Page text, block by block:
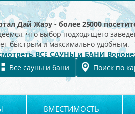
Дай Жару - более 25000
что выбор подходящего
быстрым и максимально удобным.
ВСЕ САУНЫ и БАНИ
Все сауны и бани
Поиск по
ВМЕСТИМОСТЬ